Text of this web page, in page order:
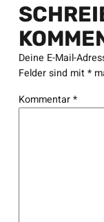
Deine E-Mail-
Felder sind mit*
Kommentar*